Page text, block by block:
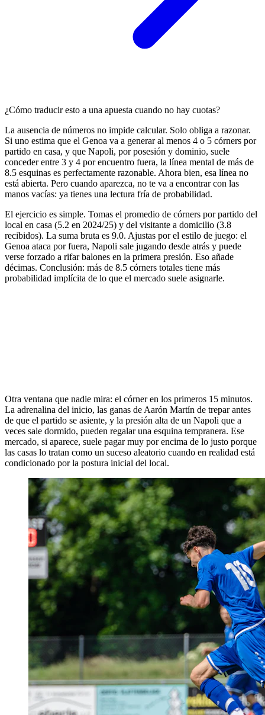
¿Cómo traducir esto a una apuesta cuando no hay cuotas?
La ausencia de números no impide calcular. Solo obliga a razonar.
Si uno estima que el Genoa va a generar al menos 4 o 5 córners por
partido en casa, y que Napoli, por posesión y dominio, suele
conceder entre 3 y 4 por encuentro fuera, la línea mental de más de
8.5 esquinas es perfectamente razonable. Ahora bien, esa línea no
está abierta. Pero cuando aparezca, no te va a encontrar con las
manos vacías: ya tienes una lectura fría de probabilidad.
El ejercicio es simple. Tomas el promedio de córners por partido del
local en casa (5.2 en 2024/25) y del visitante a domicilio (3.8
recibidos). La suma bruta es 9.0. Ajustas por el estilo de juego: el
Genoa ataca por fuera, Napoli sale jugando desde atrás y puede
verse forzado a rifar balones en la primera presión. Eso añade
décimas. Conclusión: más de 8.5 córners totales tiene más
probabilidad implícita de lo que el mercado suele asignarle.
Otra ventana que nadie mira: el córner en los primeros 15 minutos.
La adrenalina del inicio, las ganas de Aarón Martín de trepar antes
de que el partido se asiente, y la presión alta de un Napoli que a
veces sale dormido, pueden regalar una esquina tempranera. Ese
mercado, si aparece, suele pagar muy por encima de lo justo porque
las casas lo tratan como un suceso aleatorio cuando en realidad está
condicionado por la postura inicial del local.